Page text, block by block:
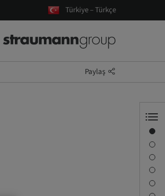
Türkiye – Türkçe
Paylaş